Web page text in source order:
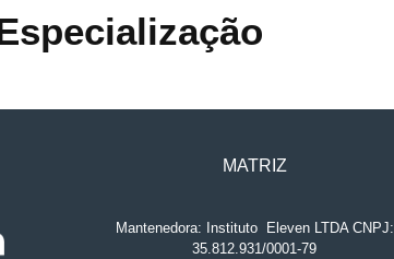
MATRIZ
Mantenedora: Instituto.
Eleven LTDA CNPJ:
35.812.931/0001-79